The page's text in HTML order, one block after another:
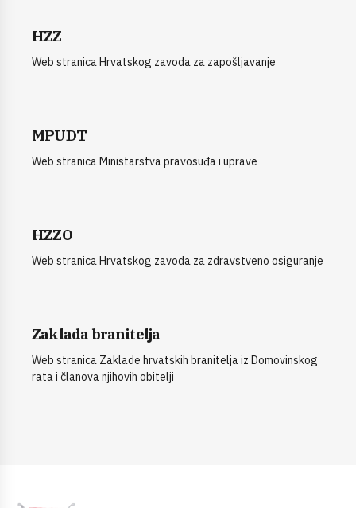
HZZ
Web stranica Hrvatskog zavoda za zapošljavanje
MPUDT
Web stranica Ministarstva pravosuđa i uprave
HZZO
Web stranica Hrvatskog zavoda za zdravstveno osiguranje
Zaklada branitelja
Web stranica Zaklade hrvatskih branitelja iz Domovinskog
rata i članova njihovih obitelji